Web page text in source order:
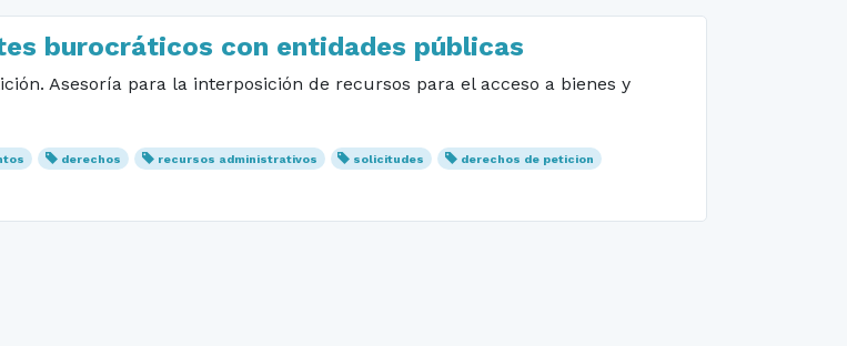
burocráticos con entidades públicas
Asesoría para la interposición de recursos para el acceso a bienes y
derechos recursos administrativos solicitudes
derechos de peticion